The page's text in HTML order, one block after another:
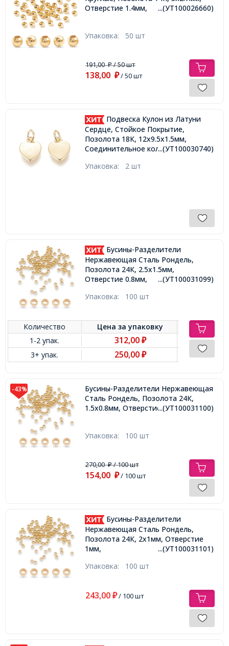
Отверстие 1.4мм,
...(УТ100026660)
Упаковка: 50 шт
191,00₽/ 50 шт
138,00 ₽/ 50 шт
Подвеска Кулон из Латуни
Сердце, Стойкое Покрытие,
Позолота 18К, 12х9.5х1.5мм,
Соединительное кольцо 5х0.8мм,
...(УТ100030740)
Упаковка: 2 шт
Бусины-Разделители
Нержавеющая Сталь Рондель,
Позолота 24К, 2.5х1.5мм,
Отверстие 0.8мм,
...(УТ100031099)
Упаковка: 100 шт
Количество Цена заупаковку
1-2 упак.
312,00 ₽
3+ упак. 250,00 ₽
-43%
Бусины-Разделители Нержавеющая
Сталь Рондель, Позолота 24К,
1.5х0.8мм, Отверстие 0.8мм,...(УТ100031100)
Упаковка: 100 шт
270,00₽/ 100 шт
154,00 ₽/ 100 шт
Бусины-Разделители
Нержавеющая Сталь Рондель,
Позолота 24К, 2х1мм, Отверстие
1мм,
...(УТ100031101)
Упаковка: 100 шт
243,00 ₽/ 100 шт